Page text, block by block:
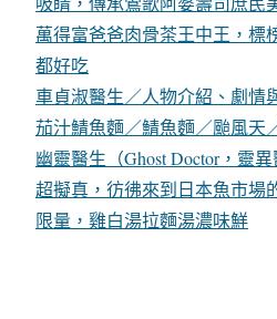
萬得富爸爸肉骨茶王中王，標
都好吃
車貞淑醫生／人物介紹、劇情
茄汁鯖魚麵／鯖魚麵／颱風天
幽靈醫生（Ghost Doctor，靈
超擬真，彷彿來到日本魚市場
限量，雞白湯拉麵湯濃味鮮